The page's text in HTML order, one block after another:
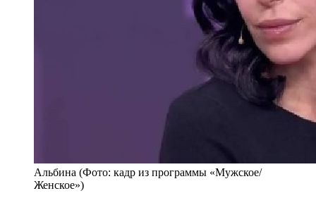
Альбина (Фото: кадр из программы «Мужское/
Женское»)